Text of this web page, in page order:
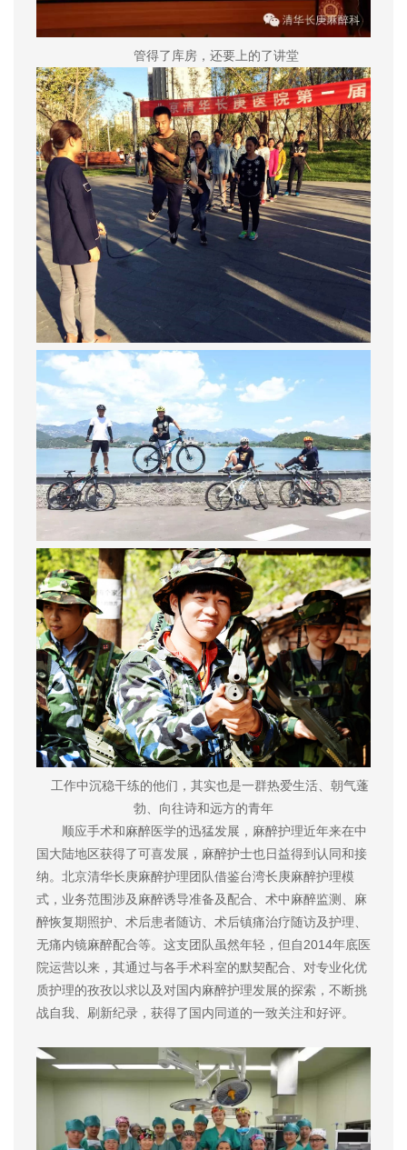
管得了库房，还要上的了讲堂
工作中沉稳干练的他们，其实也是一群热爱生活、朝气蓬
勃、向往诗和远方的青年
顺应手术和麻醉医学的迅猛发展，麻醉护理近年来在中
国大陆地区获得了可喜发展，麻醉护士也日益得到认同和接
纳。北京清华长庚麻醉护理团队借鉴台湾长庚麻醉护理模
式，业务范围涉及麻醉诱导准备及配合、术中麻醉监测、麻
醉恢复期照护、术后患者随访、术后镇痛治疗随访及护理、
无痛内镜麻醉配合等。这支团队虽然年轻，但自2014年底医
院运营以来，其通过与各手术科室的默契配合、对专业化优
质护理的孜孜以求以及对国内麻醉护理发展的探索，不断挑
战自我、刷新纪录，获得了国内同道的一致关注和好评。